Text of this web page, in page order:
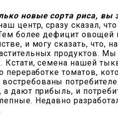
новые сорта риса,
центр, сразу сказал,
более дефицит
и могу сказать,
продуктов.
семена нашей
переработке томатов,
а дают прибыль, и
Недавно